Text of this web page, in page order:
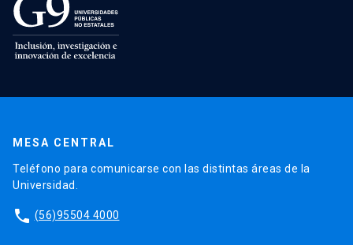
MESA CENTRAL
Teléfono para comunicarse con las distintas áreas de la
Universidad.
phone (56)95504 4000